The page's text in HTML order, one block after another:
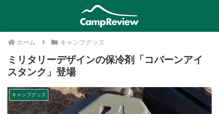
ホーム キャンプグッズ
ミリタリーデザインの保冷剤「コバーンアイ
スタンク」登場
キャンプグッズ